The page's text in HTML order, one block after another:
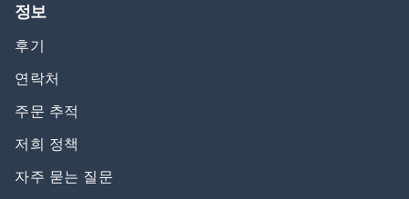
정보
후기
연락처
주문 추적
저희 정책
자주 묻는 질문